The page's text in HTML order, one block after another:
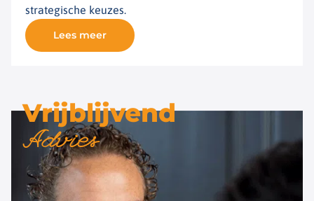
strategische keuzes.
Lees meer
Vrijblijvend
Advies